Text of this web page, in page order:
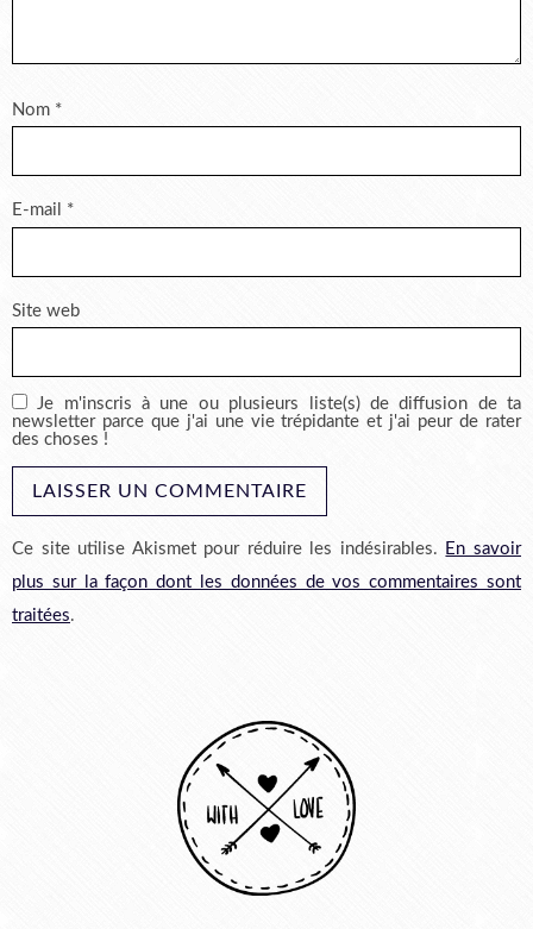
Nom *
E-mail *
Site web
Je m'inscris à une ou plusieurs liste(s) de diffusion de ta
newsletter parce que j'ai une vie trépidante et j'ai peur de rater
des choses !
Ce site utilise Akismet pour réduire les indésirables. En savoir
plus sur la façon dont les données de vos commentaires sont
traitées.